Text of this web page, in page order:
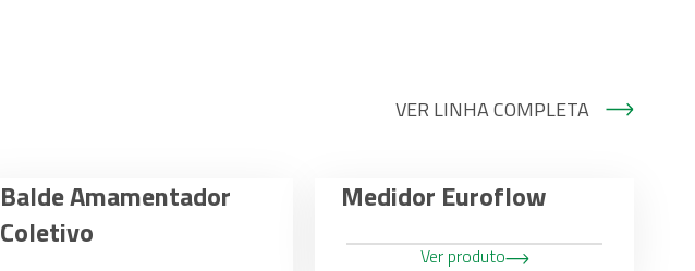
VER LINHA COMPLETA
Balde Amamentador
Coletivo
Medidor Euroflow
Ver produto